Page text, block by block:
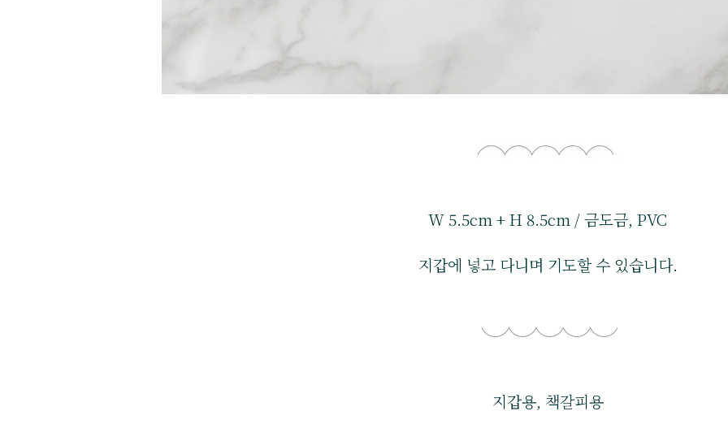
W 5.5cm + H 8.5cm / 금도금, PVC
지갑에 넣고 다니며 기도할 수 있습니다.
지갑용, 책갈피용